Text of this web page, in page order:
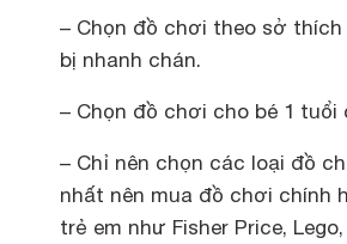
– Chọn đồ chơi theo sở
bị nhanh chán.
– Chọn đồ chơi cho bé 1
– Chỉ nên chọn các loại đồ
nhất nên mua đồ chơi chính
trẻ em như Fisher Price,